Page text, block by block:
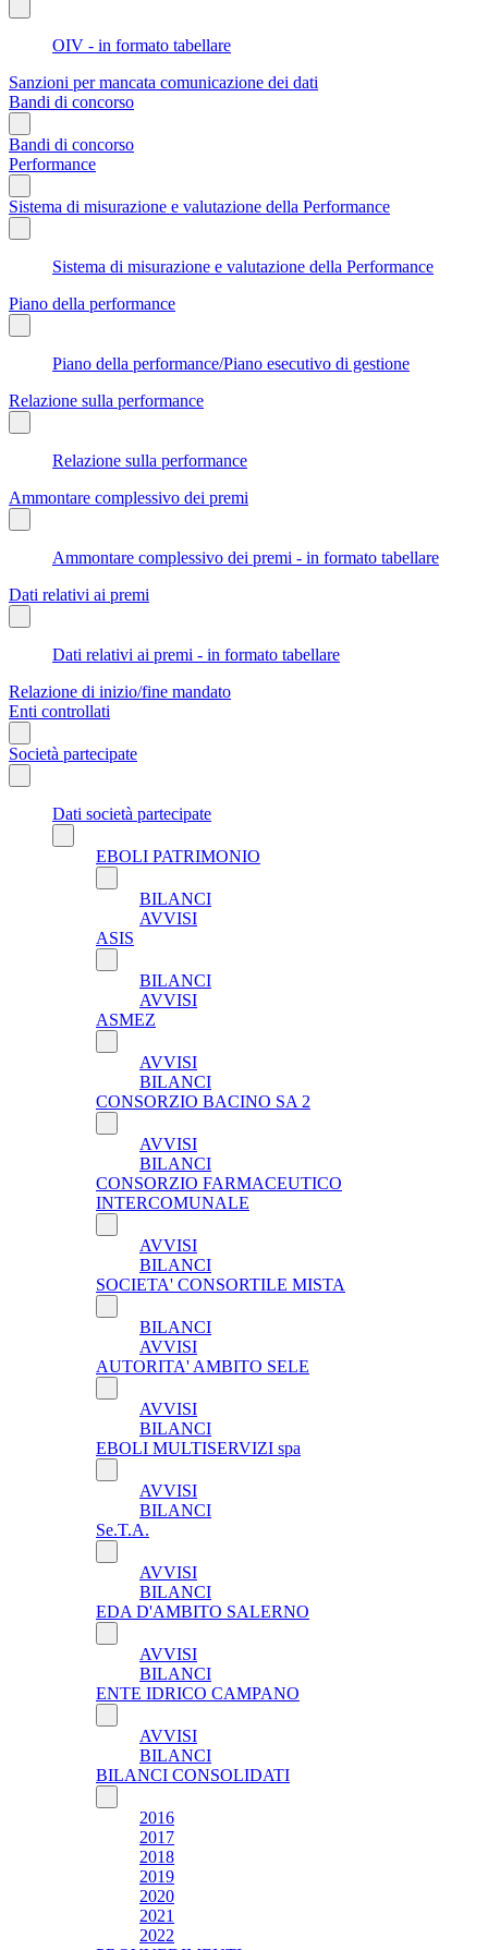
OIV - in formato tabellare
Sanzioni per mancata comunicazione dei dati
Bandi di concorso
Bandi di concorso
Performance
Sistema di misurazione e valutazione della Performance
Sistema di misurazione e valutazione della Performance
Piano della performance
Piano della performance/Piano esecutivo di gestione
Relazione sulla performance
Relazione sulla performance
Ammontare complessivo dei premi
Ammontare complessivo dei premi - in formato tabellare
Dati relativi ai premi
Dati relativi ai premi - in formato tabellare
Relazione di inizio/fine mandato
Enti controllati
Società partecipate
Dati società partecipate
EBOLI PATRIMONIO
BILANCI
AVVISI
ASIS
BILANCI
AVVISI
ASMEZ
AVVISI
BILANCI
CONSORZIO BACINO SA 2
AVVISI
BILANCI
CONSORZIO FARMACEUTICO
INTERCOMUNALE
AVVISI
BILANCI
SOCIETA' CONSORTILE MISTA
BILANCI
AVVISI
AUTORITA' AMBITO SELE
AVVISI
BILANCI
EBOLI MULTISERVIZI spa
AVVISI
BILANCI
Se.T.A.
AVVISI
BILANCI
EDA D'AMBITO SALERNO
AVVISI
BILANCI
ENTE IDRICO CAMPANO
AVVISI
BILANCI
BILANCI CONSOLIDATI
2016
2017
2018
2019
2020
2021
2022